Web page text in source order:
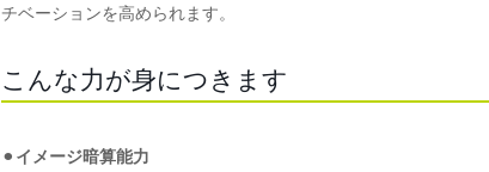
チベーションを高められます。
こんな力が身につきます
⚫︎ イメージ暗算能力